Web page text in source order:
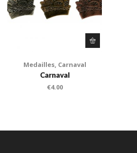
Medailles, Carnaval
Carnaval
€4.00